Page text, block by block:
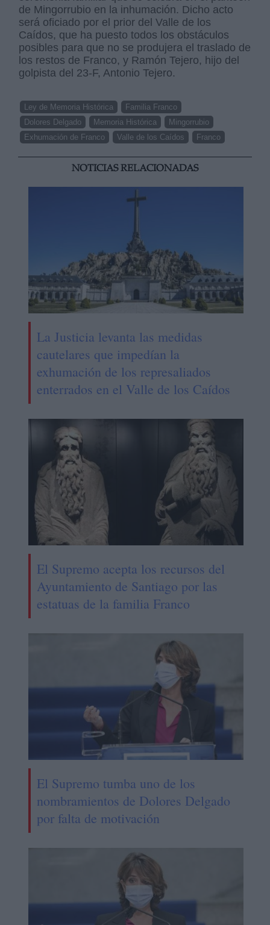
de Mingorrubio en la inhumación. Dicho acto
será oficiado por el prior del Valle de los
Caídos, que ha puesto todos los obstáculos
posibles para que no se produjera el traslado de
los restos de Franco, y Ramón Tejero, hijo del
golpista del 23-F, Antonio Tejero.
Ley de Memoria Histórica
Familia Franco
Dolores Delgado
Memoria Histórica
Mingorrubio
Exhumación de Franco
Valle de los Caídos Franco
NOTICIAS RELACIONADAS
La Justicia levanta las medidas
cautelares que impedían la
exhumación de los represaliados
enterrados en el Valle de los Caídos
El Supremo acepta los recursos del
Ayuntamiento de Santiago por las
estatuas de la familia Franco
El Supremo tumba uno de los
nombramientos de Dolores Delgado
por falta de motivación